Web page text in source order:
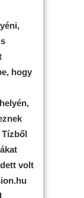
hogy
Tízből
volt